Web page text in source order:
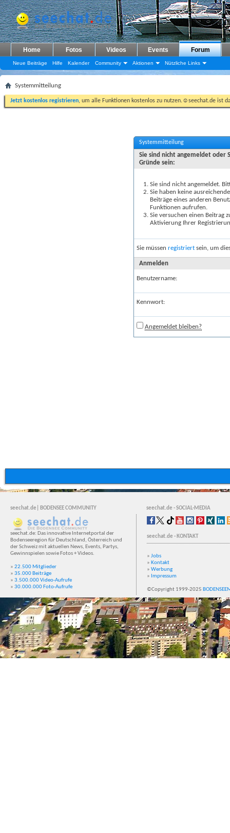
Home Fotos Videos Events Forum
Neue Beiträge Hilfe Kalender Community Aktionen Nützliche Links
Systemmitteilung
Jetzt kostenlos registrieren, um alle Funktionen kostenlos zu nutzen.☺seechat.de ist
Systemmitteilung
Sie sind nicht angemeldet oder
Gründe sein:
Sie sind nicht angemeldet.
Sie haben keine
Beiträge eines anderen
Funktionen aufrufen.
Sie versuchen einen Beitrag
Aktivierung Ihrer
Sie müssen registriert sein, um
Anmelden
Benutzername:
Kennwort:
Angemeldet bleiben?
seechat.de| BODENSEE COMMUNITY seechat.de - SOCIAL-MEDIA
seechat.de: Das innovative Internetportal der
Bodenseeregion für Deutschland, Österreich und
der Schweiz mit aktuellen News, Events, Partys,
Gewinnspielen sowie Fotos + Videos.
» 22.500 Mitglieder
» 35.000 Beiträge
» 3.500.000 Video-Aufrufe
» 30.000.000 Foto-Aufrufe
seechat.de - KONTAKT
» Jobs
» Kontakt
» Werbung
» Impressum
©Copyright 1999-2025